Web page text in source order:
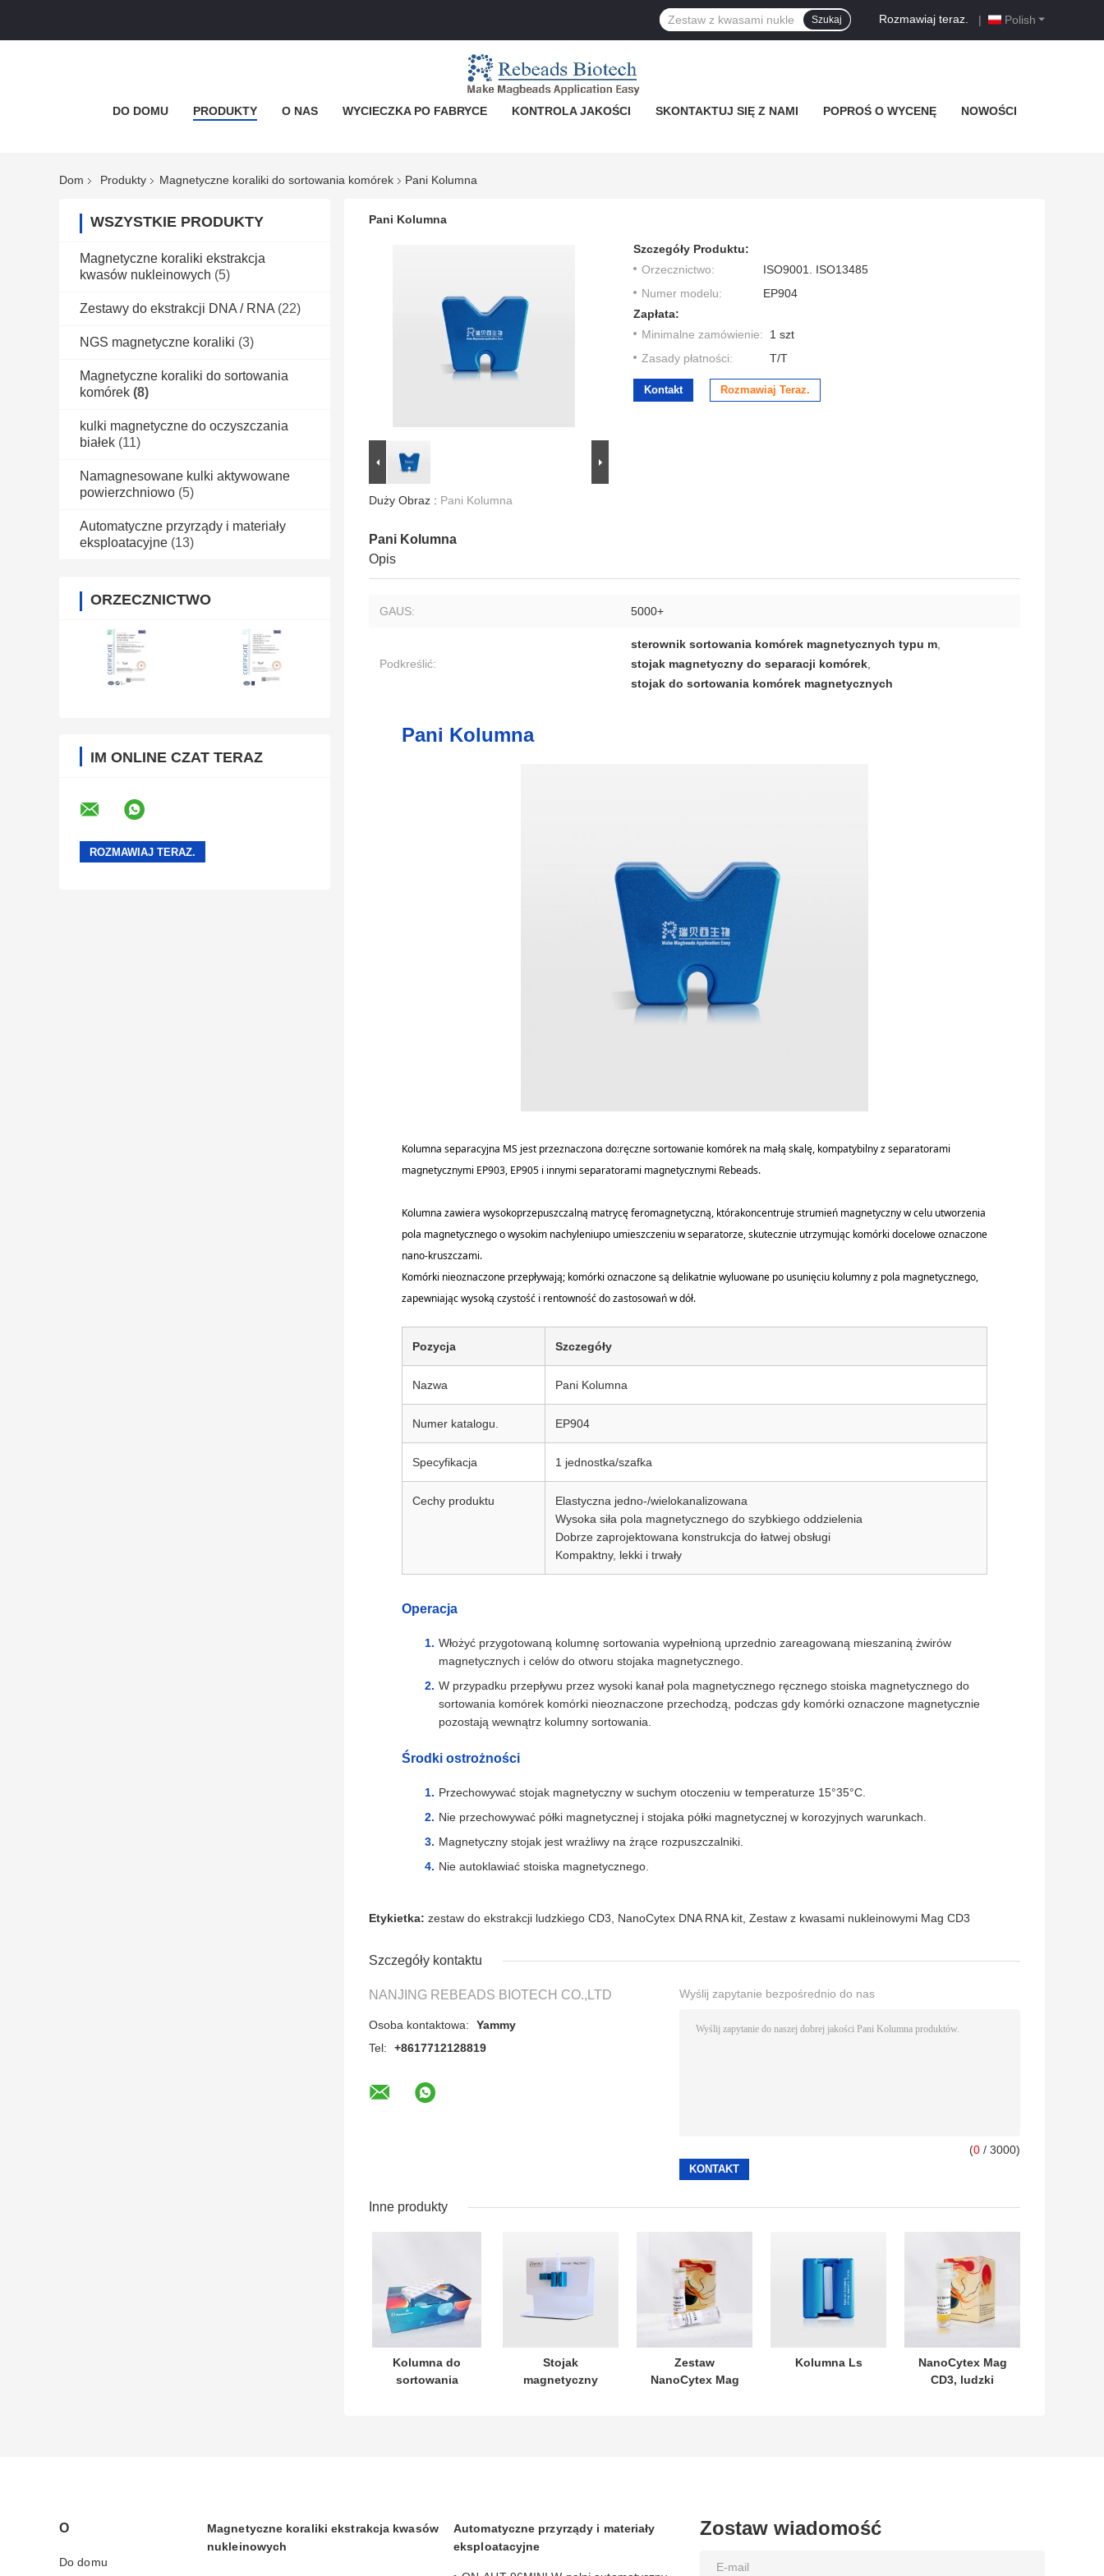
Polish
Rozmawiaj teraz. |
Szukaj
DO DOMU PRODUKTY O NAS WYCIECZKA PO FABRYCE KONTROLA JAKOŚCI SKONTAKTUJ SIĘ Z NAMI POPROŚ O WYCENĘ NOWOŚCI
Dom Produkty Magnetyczne koraliki do sortowania komórek Pani Kolumna
WSZYSTKIE PRODUKTY
Magnetyczne koraliki ekstrakcja
kwasów nukleinowych (5)
Zestawy do ekstrakcji DNA / RNA (22)
NGS magnetyczne koraliki (3)
Magnetyczne koraliki do sortowania
komórek (8)
kulki magnetyczne do oczyszczania
białek (11)
Namagnesowane kulki aktywowane
powierzchniowo (5)
Automatyczne przyrządy i materiały
eksploatacyjne (13)
ORZECZNICTWO
IM ONLINE CZAT TERAZ
Pani Kolumna
Duży Obraz : Pani Kolumna
Szczegóły Produktu:
Orzecznictwo:
ISO9001. ISO13485
Numer modelu:
EP904
Zapłata:
Minimalne zamówienie:
1 szt
Zasady płatności:
T/T
Kontakt Rozmawiaj Teraz.
Pani Kolumna
Opis
GAUS: 5000+
Podkreślić:
sterownik sortowania komórek magnetycznych typu m,
stojak magnetyczny do separacji komórek,
stojak do sortowania komórek magnetycznych
Pani Kolumna
Kolumna separacyjna MS jest przeznaczona do:ręczne sortowanie komórek na małą skalę, kompatybilny z separatorami
magnetycznymi EP903, EP905 i innymi separatorami magnetycznymi Rebeads.
Kolumna zawiera wysokoprzepuszczalną matrycę feromagnetyczną, którakoncentruje strumień magnetyczny w celu utworzenia
pola magnetycznego o wysokim nachyleniupo umieszczeniu w separatorze, skutecznie utrzymując komórki docelowe oznaczone
nano-kruszczami.
Komórki nieoznaczone przepływają; komórki oznaczone są delikatnie wyluowane po usunięciu kolumny z pola magnetycznego,
zapewniając wysoką czystość i rentowność do zastosowań w dół.
Pozycja Szczegóły
Nazwa Pani Kolumna
Numer katalogu. EP904
Specyfikacja 1 jednostka/szafka
Cechy produktu
Elastyczna jedno-/wielokanalizowana
Wysoka siła pola magnetycznego do szybkiego oddzielenia
Dobrze zaprojektowana konstrukcja do łatwej obsługi
Kompaktny, lekki i trwały
Operacja
Włożyć przygotowaną kolumnę sortowania wypełnioną uprzednio zareagowaną mieszaniną żwirów
magnetycznych i celów do otworu stojaka magnetycznego.
W przypadku przepływu przez wysoki kanał pola magnetycznego ręcznego stoiska magnetycznego do
sortowania komórek komórki nieoznaczone przechodzą, podczas gdy komórki oznaczone magnetycznie
pozostają wewnątrz kolumny sortowania.
Środki ostrożności
Przechowywać stojak magnetyczny w suchym otoczeniu w temperaturze 15°35°C.
Nie przechowywać półki magnetycznej i stojaka półki magnetycznej w korozyjnych warunkach.
Magnetyczny stojak jest wrażliwy na żrące rozpuszczalniki.
Nie autoklawiać stoiska magnetycznego.
Etykietka: zestaw do ekstrakcji ludzkiego CD3, NanoCytex DNA RNA kit, Zestaw z kwasami nukleinowymi Mag CD3
Szczegóły kontaktu
NANJING REBEADS BIOTECH CO.,LTD
Osoba kontaktowa:
Yammy
Tel:
+8617712128819
Wyślij zapytanie bezpośrednio do nas
(0 / 3000)
Inne produkty
Kolumna do
sortowania
Stojak
magnetyczny
Zestaw
NanoCytex Mag
Kolumna Ls
NanoCytex Mag
CD3, ludzki
O
Do domu
Magnetyczne koraliki ekstrakcja kwasów
nukleinowych
Automatyczne przyrządy i materiały
eksploatacyjne
Zostaw wiadomość